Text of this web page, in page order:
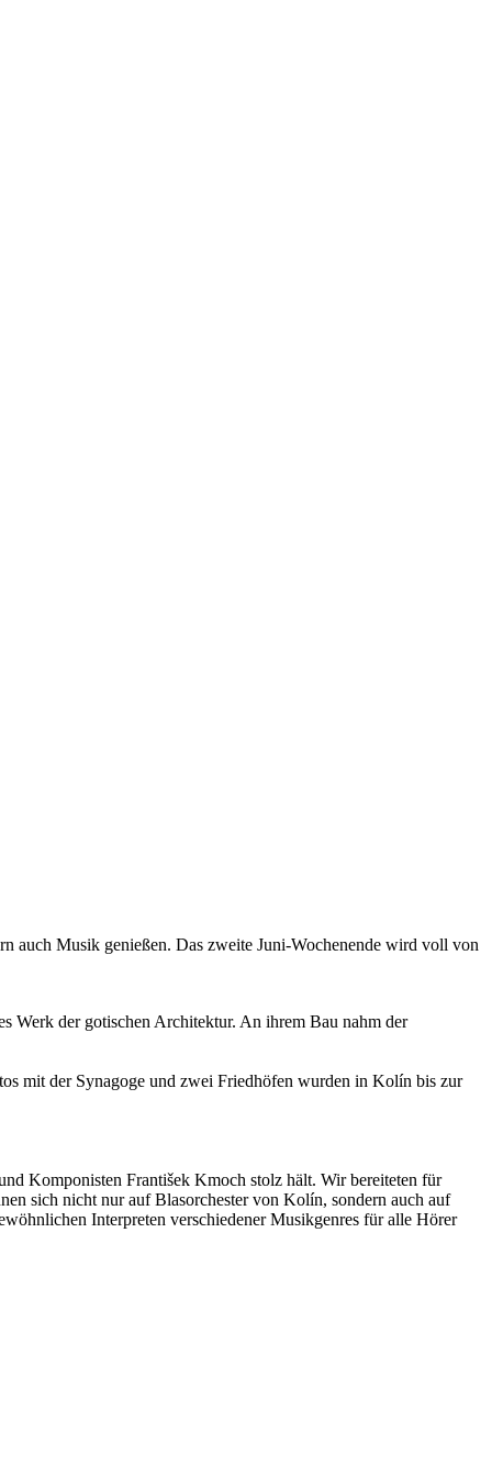
auch Musik genießen. Das zweite Juni-Wochenende wird voll von
Werk der gotischen Architektur. An ihrem Bau nahm der
mit der Synagoge und zwei Friedhöfen wurden in Kolín bis zur
Komponisten František Kmoch stolz hält. Wir bereiteten für
sich nicht nur auf Blasorchester von Kolín, sondern auch auf
Interpreten verschiedener Musikgenres für alle Hörer